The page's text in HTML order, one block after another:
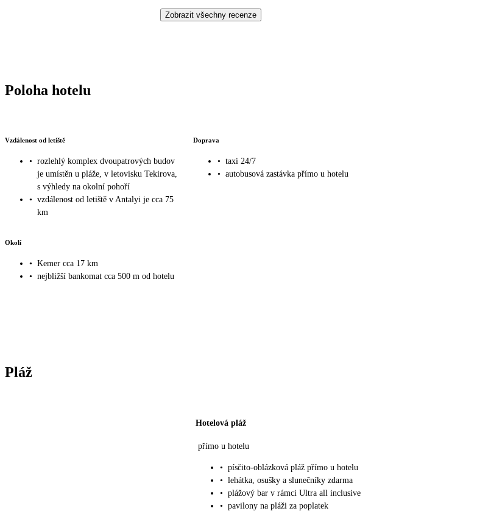
Zobrazit všechny recenze
Poloha hotelu
Vzdálenost od letiště
• rozlehlý komplex dvoupatrových budov
je umístěn u pláže, v letovisku Tekirova,
s výhledy na okolní pohoří
• vzdálenost od letiště v Antalyi je cca 75
km
Doprava
• taxi 24/7
• autobusová zastávka přímo u hotelu
Okolí
• Kemer cca 17 km
• nejbližší bankomat cca 500 m od hotelu
Pláž
Hotelová pláž
přímo u hotelu
• písčito-oblázková pláž přímo u hotelu
• lehátka, osušky a slunečníky zdarma
• plážový bar v rámci Ultra all inclusive
• pavilony na pláži za poplatek